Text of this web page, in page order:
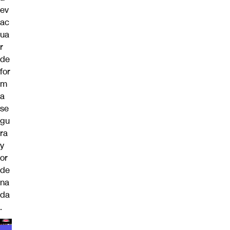
ev
ac
ua
r
de
for
m
a
se
gu
ra
y
or
de
na
da
.